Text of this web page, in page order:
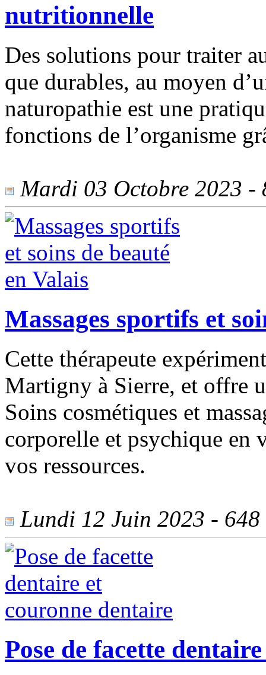
nutritionnelle
Des solutions pour traiter
que durables, au moyen
naturopathie est une
fonctions de l’organisme
Mardi 03 Octobre 2023 -
Massages sportifs et
Cette thérapeute
Martigny à Sierre, et offre
Soins cosmétiques et
corporelle et psychique en
vos ressources.
Lundi 12 Juin 2023 - 648
Pose de facette